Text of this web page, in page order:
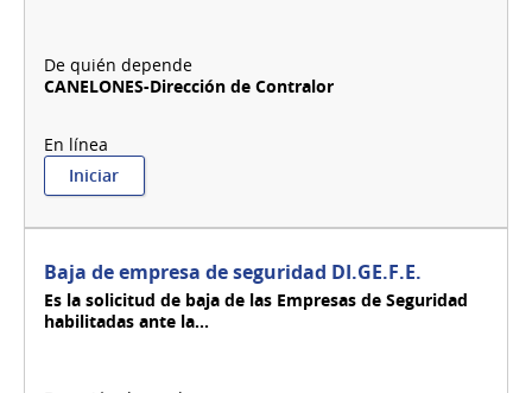
CANELONES-Dirección de Contralor
Iniciar:
Baja
-
Canelones
Baja de empresa de seguridad DI.GE.F.E.
Es la solicitud de baja de las Empresas de Seguridad
habilitadas ante la...